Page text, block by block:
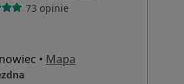
73 opinie
• Mapa